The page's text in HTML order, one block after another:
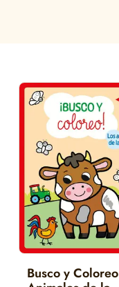
Busco y Coloreo